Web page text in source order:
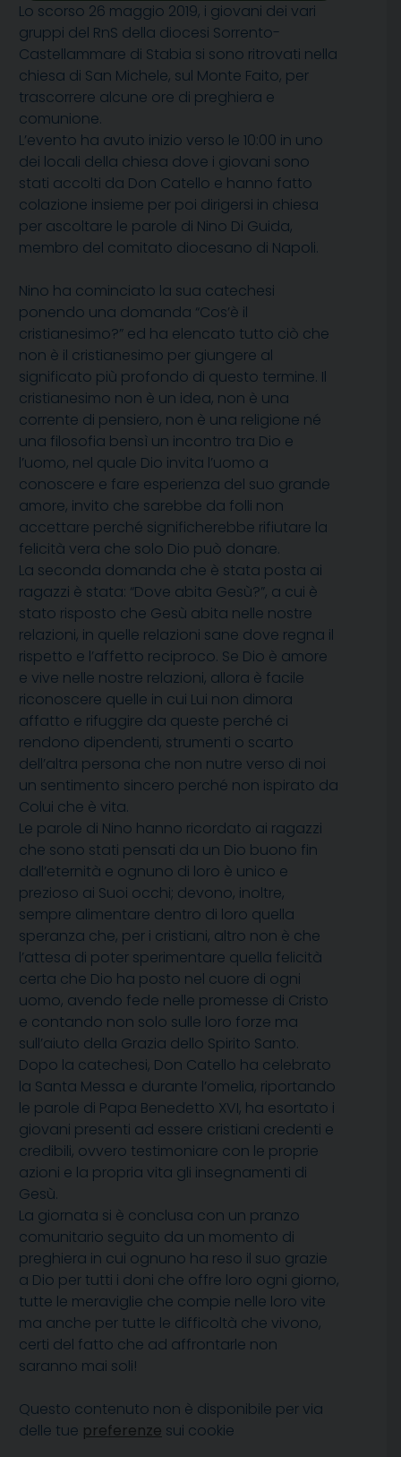
Lo scorso 26 maggio 2019, i giovani dei vari
gruppi del RnS della diocesi Sorrento-
Castellammare di Stabia si sono ritrovati nella
chiesa di San Michele, sul Monte Faito, per
trascorrere alcune ore di preghiera e
comunione.
L’evento ha avuto inizio verso le 10:00 in uno
dei locali della chiesa dove i giovani sono
stati accolti da Don Catello e hanno fatto
colazione insieme per poi dirigersi in chiesa
per ascoltare le parole di Nino Di Guida,
membro del comitato diocesano di Napoli.
Nino ha cominciato la sua catechesi
ponendo una domanda “Cos’è il
cristianesimo?” ed ha elencato tutto ciò che
non è il cristianesimo per giungere al
significato più profondo di questo termine. Il
cristianesimo non è un idea, non è una
corrente di pensiero, non è una religione né
una filosofia bensì un incontro tra Dio e
l’uomo, nel quale Dio invita l’uomo a
conoscere e fare esperienza del suo grande
amore, invito che sarebbe da folli non
accettare perché significherebbe rifiutare la
felicità vera che solo Dio può donare.
La seconda domanda che è stata posta ai
ragazzi è stata: “Dove abita Gesù?”, a cui è
stato risposto che Gesù abita nelle nostre
relazioni, in quelle relazioni sane dove regna il
rispetto e l’affetto reciproco. Se Dio è amore
e vive nelle nostre relazioni, allora è facile
riconoscere quelle in cui Lui non dimora
affatto e rifuggire da queste perché ci
rendono dipendenti, strumenti o scarto
dell’altra persona che non nutre verso di noi
un sentimento sincero perché non ispirato da
Colui che è vita.
Le parole di Nino hanno ricordato ai ragazzi
che sono stati pensati da un Dio buono fin
dall’eternità e ognuno di loro è unico e
prezioso ai Suoi occhi; devono, inoltre,
sempre alimentare dentro di loro quella
speranza che, per i cristiani, altro non è che
l’attesa di poter sperimentare quella felicità
certa che Dio ha posto nel cuore di ogni
uomo, avendo fede nelle promesse di Cristo
e contando non solo sulle loro forze ma
sull’aiuto della Grazia dello Spirito Santo.
Dopo la catechesi, Don Catello ha celebrato
la Santa Messa e durante l’omelia, riportando
le parole di Papa Benedetto XVI, ha esortato i
giovani presenti ad essere cristiani credenti e
credibili, ovvero testimoniare con le proprie
azioni e la propria vita gli insegnamenti di
Gesù.
La giornata si è conclusa con un pranzo
comunitario seguito da un momento di
preghiera in cui ognuno ha reso il suo grazie
a Dio per tutti i doni che offre loro ogni giorno,
tutte le meraviglie che compie nelle loro vite
ma anche per tutte le difficoltà che vivono,
certi del fatto che ad affrontarle non
saranno mai soli!
Questo contenuto non è disponibile per via
delle tue preferenze sui cookie